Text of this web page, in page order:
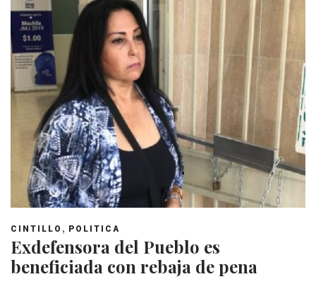
CINTILLO , POLITICA
Exdefensora del Pueblo es
beneficiada con rebaja de pena